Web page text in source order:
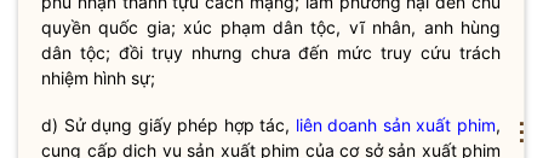
quyềnquốc gia; xúc phạmdân tộc, vĩ nhân, anh hùng
dân tộc; đồi trụy nhưng chưa đến mức truy cứu trách
nhiệm hình sự;
d) Sử dụng giấy phép hợp tác, liên doanh sản xuất phim,
cung cấp dịch vụ sản xuất phim của cơ sởsản xuất phim
⋮